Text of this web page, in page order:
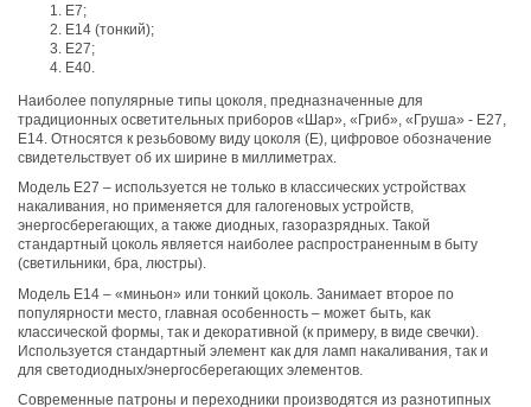
Е7;
Е14 (тонкий);
Е27;
Е40.
Наиболее популярные типы цоколя, предназначенные для
традиционных осветительных приборов «Шар», «Гриб», «Груша» - E27,
E14. Относятся к резьбовому виду цоколя (Е), цифровое обозначение
свидетельствует об их ширине в миллиметрах.
Модель E27 – используется не только в классических устройствах
накаливания, но применяется для галогеновых устройств,
энергосберегающих, а также диодных, газоразрядных. Такой
стандартный цоколь является наиболее распространенным в быту
(светильники, бра, люстры).
Модель E14 – «миньон» или тонкий цоколь. Занимает второе по
популярности место, главная особенность – может быть, как
классической формы, так и декоративной (к примеру, в виде свечки).
Используется стандартный элемент как для ламп накаливания, так и
для светодиодных/энергосберегающих элементов.
Современные патроны и переходники производятся из разнотипных